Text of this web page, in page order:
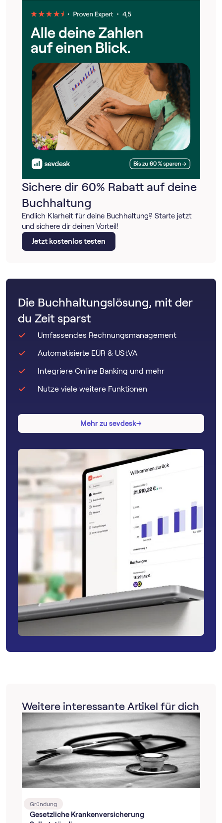
Sichere dir 60% Rabatt auf deine
Buchhaltung
Endlich Klarheit für deine Buchhaltung? Starte jetzt
und sichere dir deinen Vorteil!
Jetzt kostenlos testen
Die Buchhaltungslösung, mit der
du Zeit sparst
Umfassendes Rechnungsmanagement
Automatisierte EÜR & UStVA
Integriere Online Banking und mehr
Nutze viele weitere Funktionen
Mehr zu sevdesk→
→
Weitere interessante Artikel für dich
Gründung
Gesetzliche Krankenversicherung